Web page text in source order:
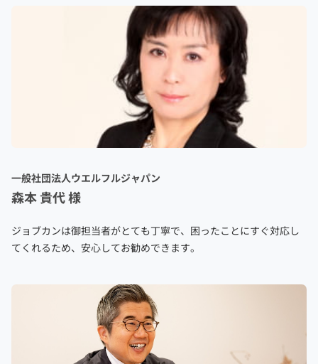
一般社団法人ウエルフルジャパン
森本 貴代 様
ジョブカンは御担当者がとても丁寧で、困ったことにすぐ対応し
てくれるため、安心してお勧めできます。